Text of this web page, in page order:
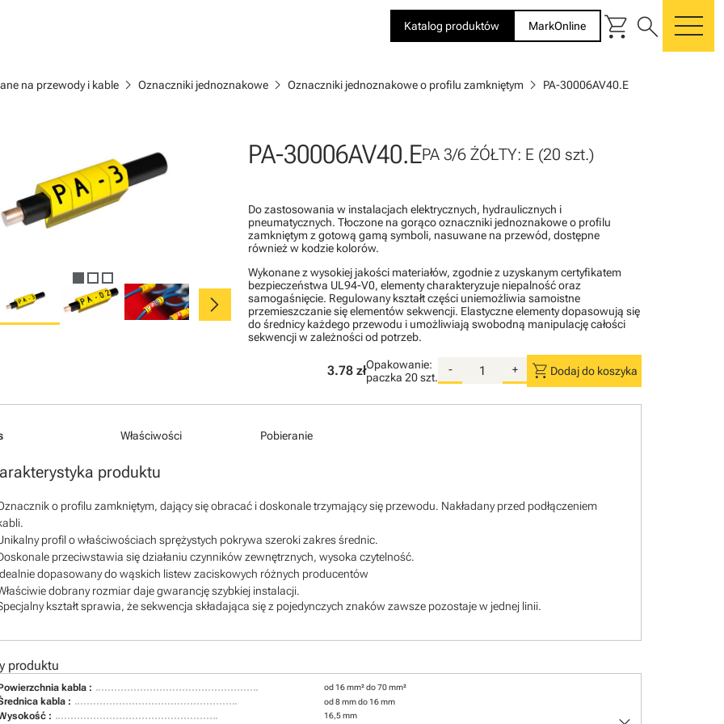
Katalog produktów MarkOnline shopping_cart search
na przewody i kable chevron_right Oznaczniki jednoznakowe chevron_right Oznaczniki jednoznakowe o profilu zamkniętym chevron_right PA-30006AV40.E
chevron_right
PA-30006AV40.EPA 3/6 ŻÓŁTY: E (20 szt.)
Do zastosowania w instalacjach elektrycznych, hydraulicznych i
pneumatycznych. Tłoczone na gorąco oznaczniki jednoznakowe o profilu
zamkniętym z gotową gamą symboli, nasuwane na przewód, dostępne
również w kodzie kolorów.
Wykonane z wysokiej jakości materiałów, zgodnie z uzyskanym certyfikatem
bezpieczeństwa UL94-V0, elementy charakteryzuje niepalność oraz
samogaśnięcie. Regulowany kształt części uniemożliwia samoistne
przemieszczanie się elementów sekwencji. Elastyczne elementy dopasowują się
do średnicy każdego przewodu i umożliwiają swobodną manipulację całości
sekwencji w zależności od potrzeb.
3.78 złOpakowanie:
paczka 20 szt.
- + shopping_cart Dodaj do koszyka
Właściwości Pobieranie
produktu
o profilu zamkniętym, dający się obracać i doskonale trzymający się przewodu. Nakładany przed podłączeniem
profil o właściwościach sprężystych pokrywa szeroki zakres średnic.
przeciwstawia się działaniu czynników zewnętrznych, wysoka czytelność.
dopasowany do wąskich listew zaciskowych różnych producentów
dobrany rozmiar daje gwarancję szybkiej instalacji.
kształt sprawia, że sekwencja składająca się z pojedynczych znaków zawsze pozostaje w jednej linii.
produktu
kabla : od 16 mm² do 70 mm²
kabla : od 8 mm do 16 mm
: 16,5 mm